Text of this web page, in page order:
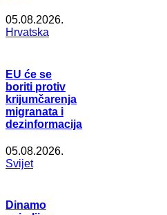
05.08.2026.
Hrvatska
EU će se
boriti protiv
krijumčarenja
migranata i
dezinformacija
05.08.2026.
Svijet
Dinamo